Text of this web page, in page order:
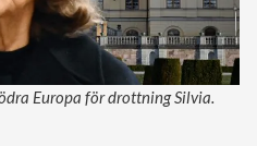
Europa för drottning Silvia.